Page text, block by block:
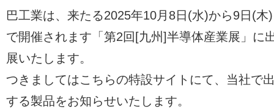
巴工業は、来たる2025年10月8日(水)から9日(木
で開催されます「第2回[九州]半導体産業展」に
展いたします。
つきましてはこちらの特設サイトにて、当社で
する製品をお知らせいたします。